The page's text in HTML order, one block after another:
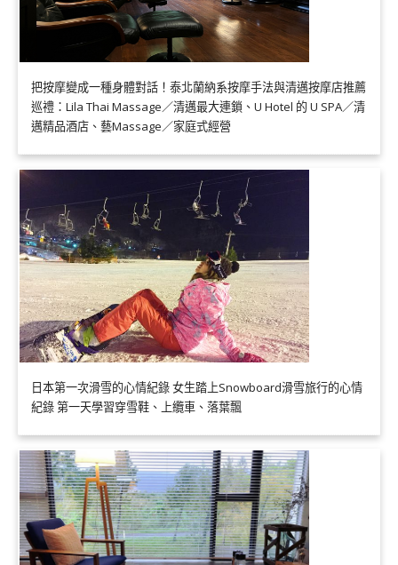
把按摩變成一種身體對話！泰北蘭納系按摩手法與清邁按摩店推薦
巡禮：Lila Thai Massage／清邁最大連鎖、U Hotel 的 U SPA／清
邁精品酒店、藝Massage／家庭式經營
日本第一次滑雪的心情紀錄 女生踏上Snowboard滑雪旅行的心情
紀錄 第一天學習穿雪鞋、上纜車、落葉飄